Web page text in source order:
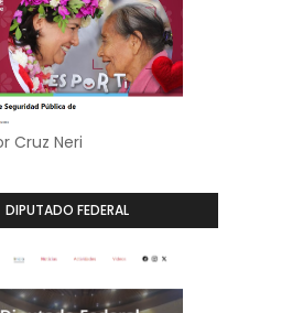
Cruz Neri
DIPUTADO FEDERAL